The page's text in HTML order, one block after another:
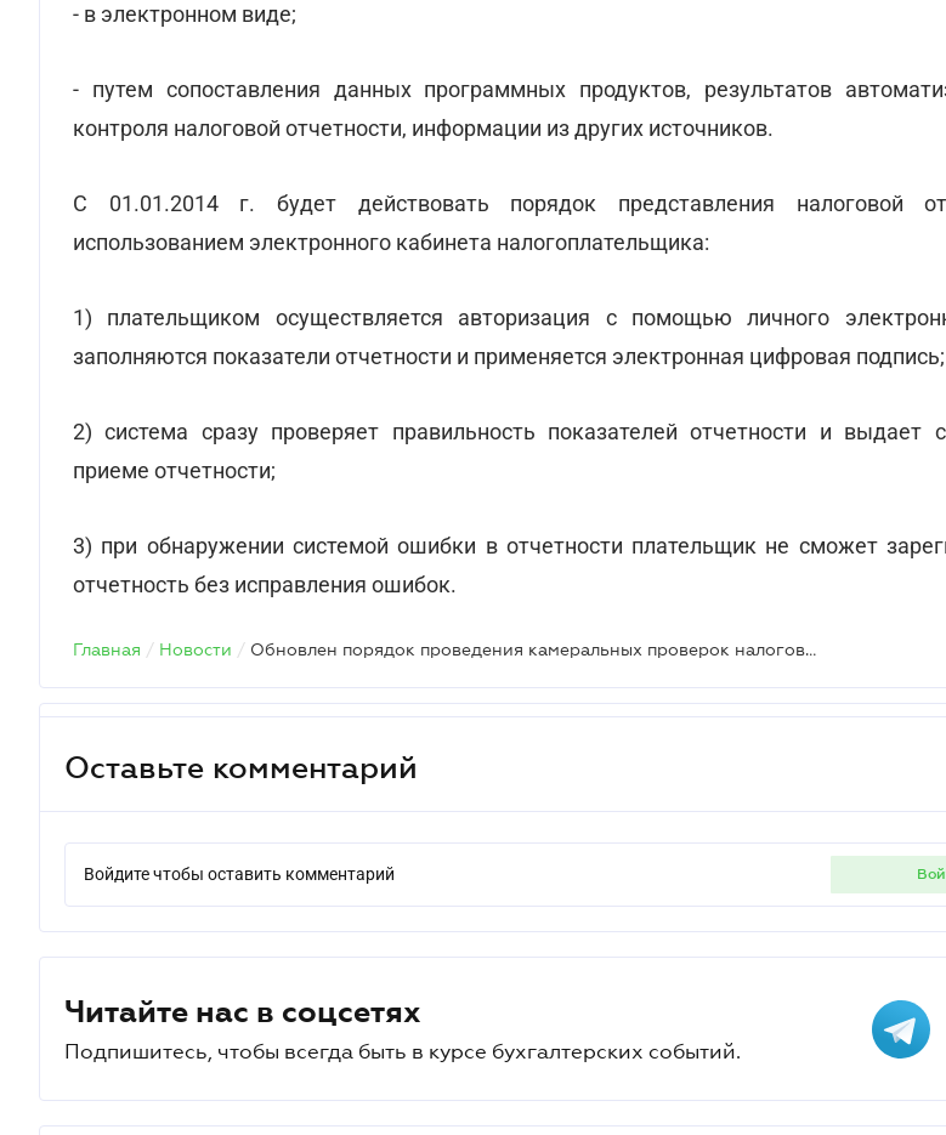
- в электронном виде;
- путем сопоставления данных программных продуктов, результатов
контроля налоговой отчетности, информации из других источников.
С 01.01.2014 г. будет действовать порядок представления налоговой
использованием электронного кабинета налогоплательщика:
1) плательщиком осуществляется авторизация с помощью личного
заполняются показатели отчетности и применяется электронная цифровая подпись;
2) система сразу проверяет правильность показателей отчетности и выдает
приеме отчетности;
3) при обнаружении системой ошибки в отчетности плательщик не сможет
отчетность без исправления ошибок.
Главная / Новости / Обновлен порядок проведения камеральных проверок налоговой отчетности
Оставьте комментарий
Войдите чтобы оставить комментарий
Читайте нас в соцсетях
Подпишитесь, чтобы всегда быть в курсе бухгалтерских событий.